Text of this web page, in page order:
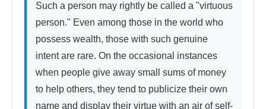
Such a person may rightly be called a "virtuous
person." Even among those in the world who
possess wealth, those with such genuine
intent are rare. On the occasional instances
when people give away small sums of money
to help others, they tend to publicize their own
name and display their virtue with an air of self-